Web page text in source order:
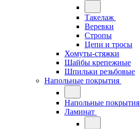
Такелаж
Веревки
Стропы
Цепи и тросы
Хомуты-стяжки
Шайбы крепежные
Шпильки резьбовые
Напольные покрытия
Напольные покрытия
Ламинат